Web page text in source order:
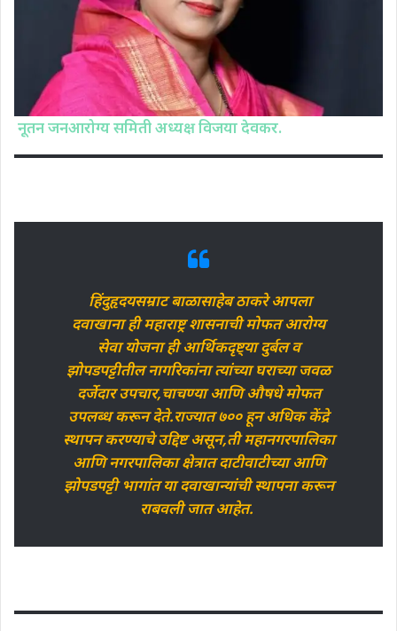
नूतन जनआरोग्य समिती अध्यक्ष विजया देवकर.
हिंदुहृदयसम्राट बाळासाहेब ठाकरे आपला
दवाखाना ही महाराष्ट्र शासनाची मोफत आरोग्य
सेवा योजना ही आर्थिकदृष्ट्या दुर्बल व
झोपडपट्टीतील नागरिकांना त्यांच्या घराच्या जवळ
दर्जेदार उपचार,चाचण्या आणि औषधे मोफत
उपलब्ध करून देते.राज्यात ७०० हून अधिक केंद्रे
स्थापन करण्याचे उद्दिष्ट असून,ती महानगरपालिका
आणि नगरपालिका क्षेत्रात दाटीवाटीच्या आणि
झोपडपट्टी भागांत या दवाखान्यांची स्थापना करून
राबवली जात आहेत.